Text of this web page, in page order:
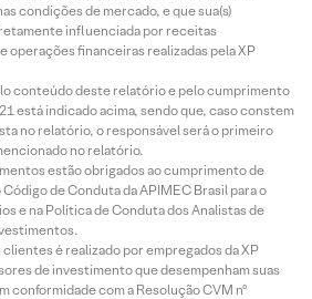
condições de mercado, e que sua(s)
influenciada por receitas
operações financeiras realizadas pela XP
conteúdo deste relatório e pelo cumprimento
está indicado acima, sendo que, caso constem
no relatório, o responsável será o primeiro
no relatório.
estão obrigados ao cumprimento de
de Conduta da APIMEC Brasil para o
e na Política de Conduta dos Analistas de
é realizado por empregados da XP
de investimento que desempenham suas
conformidade com a Resolução CVM nº